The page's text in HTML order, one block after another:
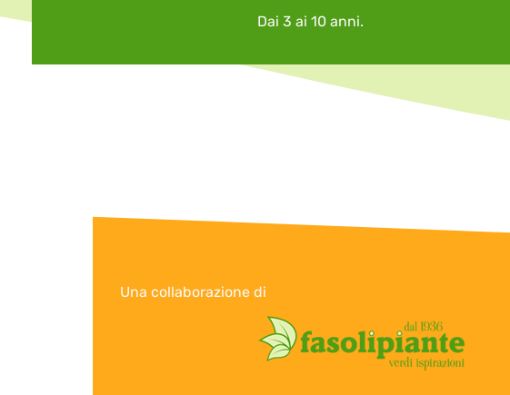
Dai 3 ai 10 anni.
Una collaborazione di